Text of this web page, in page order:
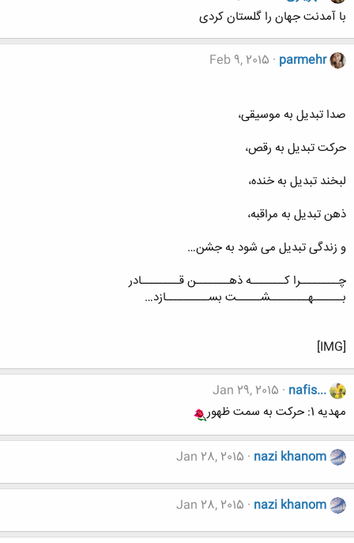
با آمدنت جهان را گلستان کردی
parmehr
Feb 9, 2015
صدا تبدیل به موسیقی،
حرکت تبدیل به رقص،
لبخند تبدیل به خنده،
ذهن تبدیل به مراقبه،
و زندگی تبدیل می شود به جشن…
چــــــــرا کـــــــه ذهـــــــن قــــــــادر
بــــــهــــــــشـــــت بســـــــــازد…
[IMG]
nafis...
Jan 29, 2015
مهدیه 1: حرکت به سمت ظهور
nazi khanom
Jan 28, 2015
nazi khanom
Jan 28, 2015